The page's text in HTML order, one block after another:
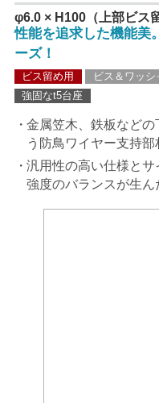
φ6.0 × H100（上部ビス
性能を追求した機能美
ーズ！
ビス留め用 ビス＆ワッシ
強固なt5台座
金属笠木、鉄板など
う防鳥ワイヤー支持部
汎用性の高い仕様と
強度のバランスが生ん